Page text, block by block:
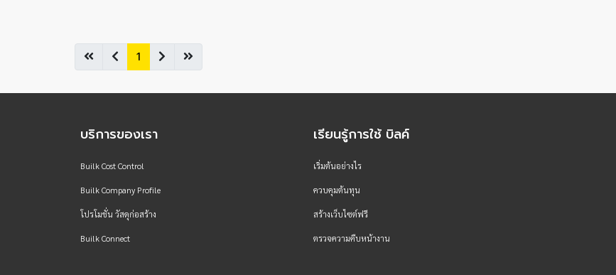
1
บริการของเรา
Builk Cost Control
Builk Company Profile
โปรโมชั่น วัสดุก่อสร้าง
Builk Connect
เรียนรู้การใช้ บิลค์
เริ่มต้นอย่างไร
ควบคุมต้นทุน
สร้างเว็บไซต์ฟรี
ตรวจความคืบหน้างาน